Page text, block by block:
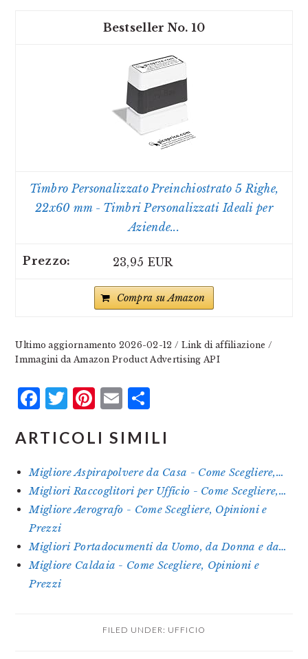
10
Timbro Personalizzato Preinchiostrato 5 Righe,
22x60 mm - Timbri Personalizzati Ideali per
Aziende...
23,95 EUR
Compra su Amazon
Ultimo aggiornamento 2026-02-12 / Link di affiliazione /
Immagini da Amazon Product Advertising API
Facebook
Twitter
Pinterest
Email
ARTICOLI SIMILI
Migliore Aspirapolvere da Casa - Come Scegliere,…
Migliori Raccoglitori per Ufficio - Come Scegliere,…
Migliore Aerografo - Come Scegliere, Opinioni e
Prezzi
Migliori Portadocumenti da Uomo, da Donna e da…
Migliore Caldaia - Come Scegliere, Opinioni e
Prezzi
FILED UNDER: UFFICIO